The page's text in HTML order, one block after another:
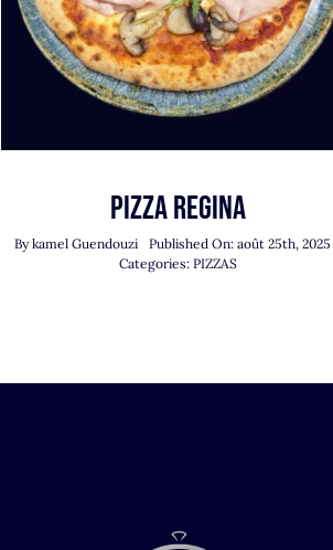
Pizza Regina
Bykamel Guendouzi
Published On: août 25th, 2025
Categories:PIZZAS